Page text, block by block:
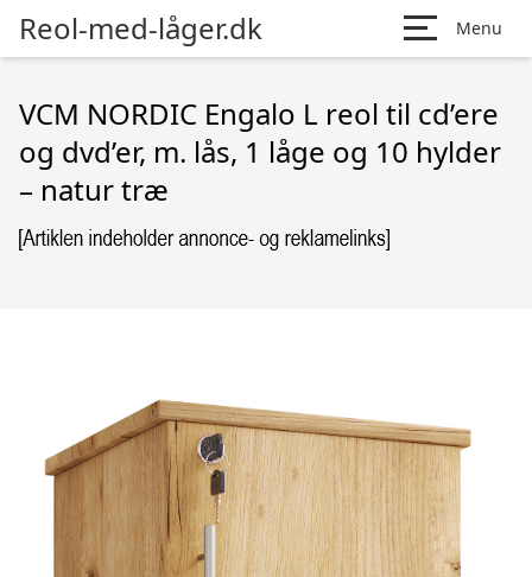
Reol-med-låger.dk Menu
VCM NORDIC Engalo L reol til cd’ere
og dvd’er, m. lås, 1 låge og 10 hylder
– natur træ